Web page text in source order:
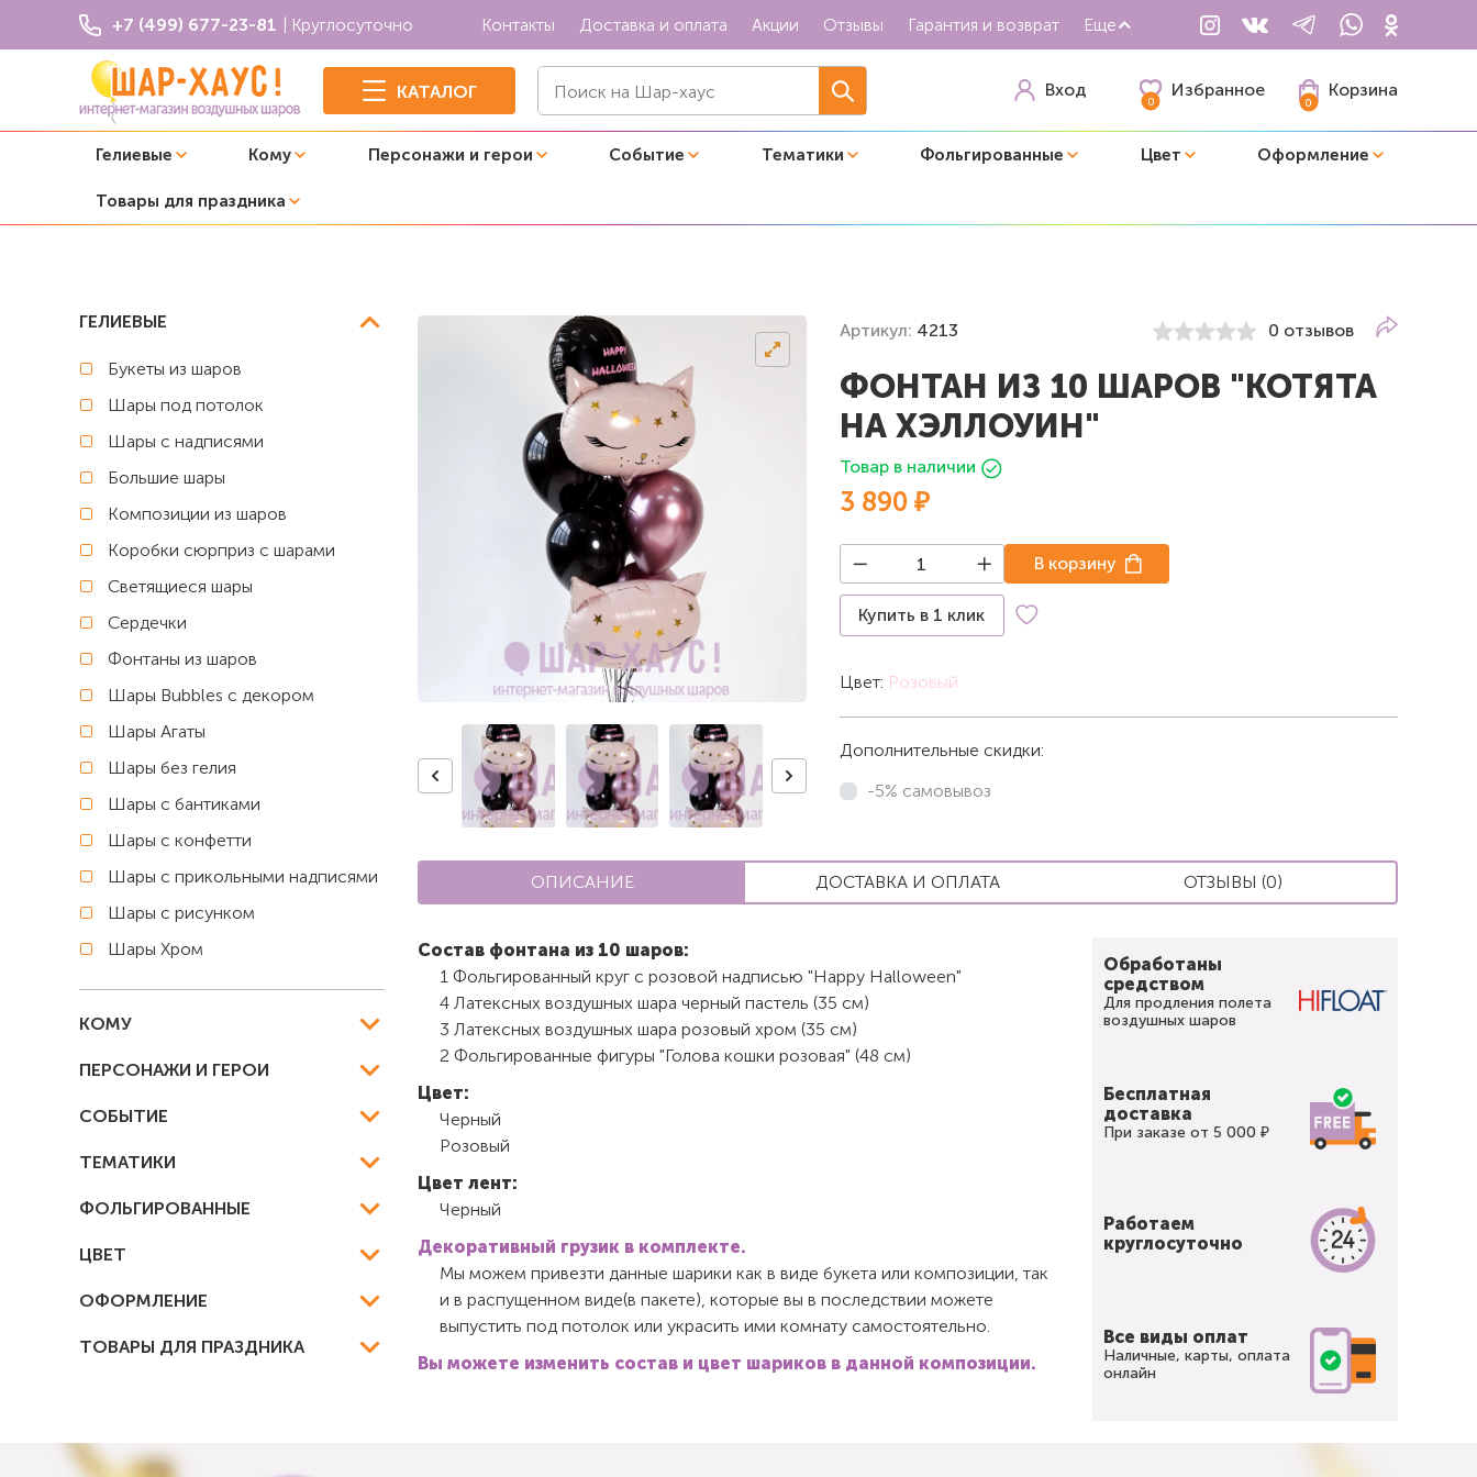
+7 (499) 677-23-81 | Круглосуточно Контакты Доставка и оплата Акции Отзывы Гарантия и возврат Еще
КАТАЛОГ Вход
0
Избранное
0
Корзина
Гелиевые Кому Персонажи и герои Событие Тематики Фольгированные Цвет Оформление
Товары для праздника
Хэллоуин Фонтан из 10 шаров "Котята на Хэллоуин"
ГЕЛИЕВЫЕ
Букеты из шаров
Шары под потолок
Шары с надписями
Большие шары
Композиции из шаров
Коробки сюрприз с шарами
Светящиеся шары
Сердечки
Фонтаны из шаров
Шары Bubbles с декором
Шары Агаты
Шары без гелия
Шары с бантиками
Шары с конфетти
Шары с прикольными надписями
Шары с рисунком
Шары Хром
КОМУ
ПЕРСОНАЖИ И ГЕРОИ
СОБЫТИЕ
ТЕМАТИКИ
ФОЛЬГИРОВАННЫЕ
ЦВЕТ
ОФОРМЛЕНИЕ
ТОВАРЫ ДЛЯ ПРАЗДНИКА
Артикул: 4213 0 отзывов
ФОНТАН ИЗ 10 ШАРОВ "КОТЯТА
НА ХЭЛЛОУИН"
Товар в наличии
3 890 ₽
Купить в 1 клик
В корзину
Цвет: Розовый
Дополнительные скидки:
-5% самовывоз
ОПИСАНИЕ ДОСТАВКА И ОПЛАТА ОТЗЫВЫ (0)
Состав фонтана из 10 шаров:
1 Фольгированный круг с розовой надписью "Happy Halloween"
4 Латексных воздушных шара черный пастель (35 см)
3 Латексных воздушных шара розовый хром (35 см)
2 Фольгированные фигуры "Голова кошки розовая" (48 см)
Цвет:
Черный
Розовый
Цвет лент:
Черный
Декоративный грузик в комплекте.
Мы можем привезти данные шарики как в виде букета или композиции, так
и в распущенном виде(в пакете), которые вы в последствии можете
выпустить под потолок или украсить ими комнату самостоятельно.
Вы можете изменить состав и цвет шариков в данной композиции.
Обработаны
средством
Для продления полета
воздушных шаров
Бесплатная
доставка
При заказе от 5 000 ₽
Работаем
круглосуточно
Все виды оплат
Наличные, карты, оплата
онлайн